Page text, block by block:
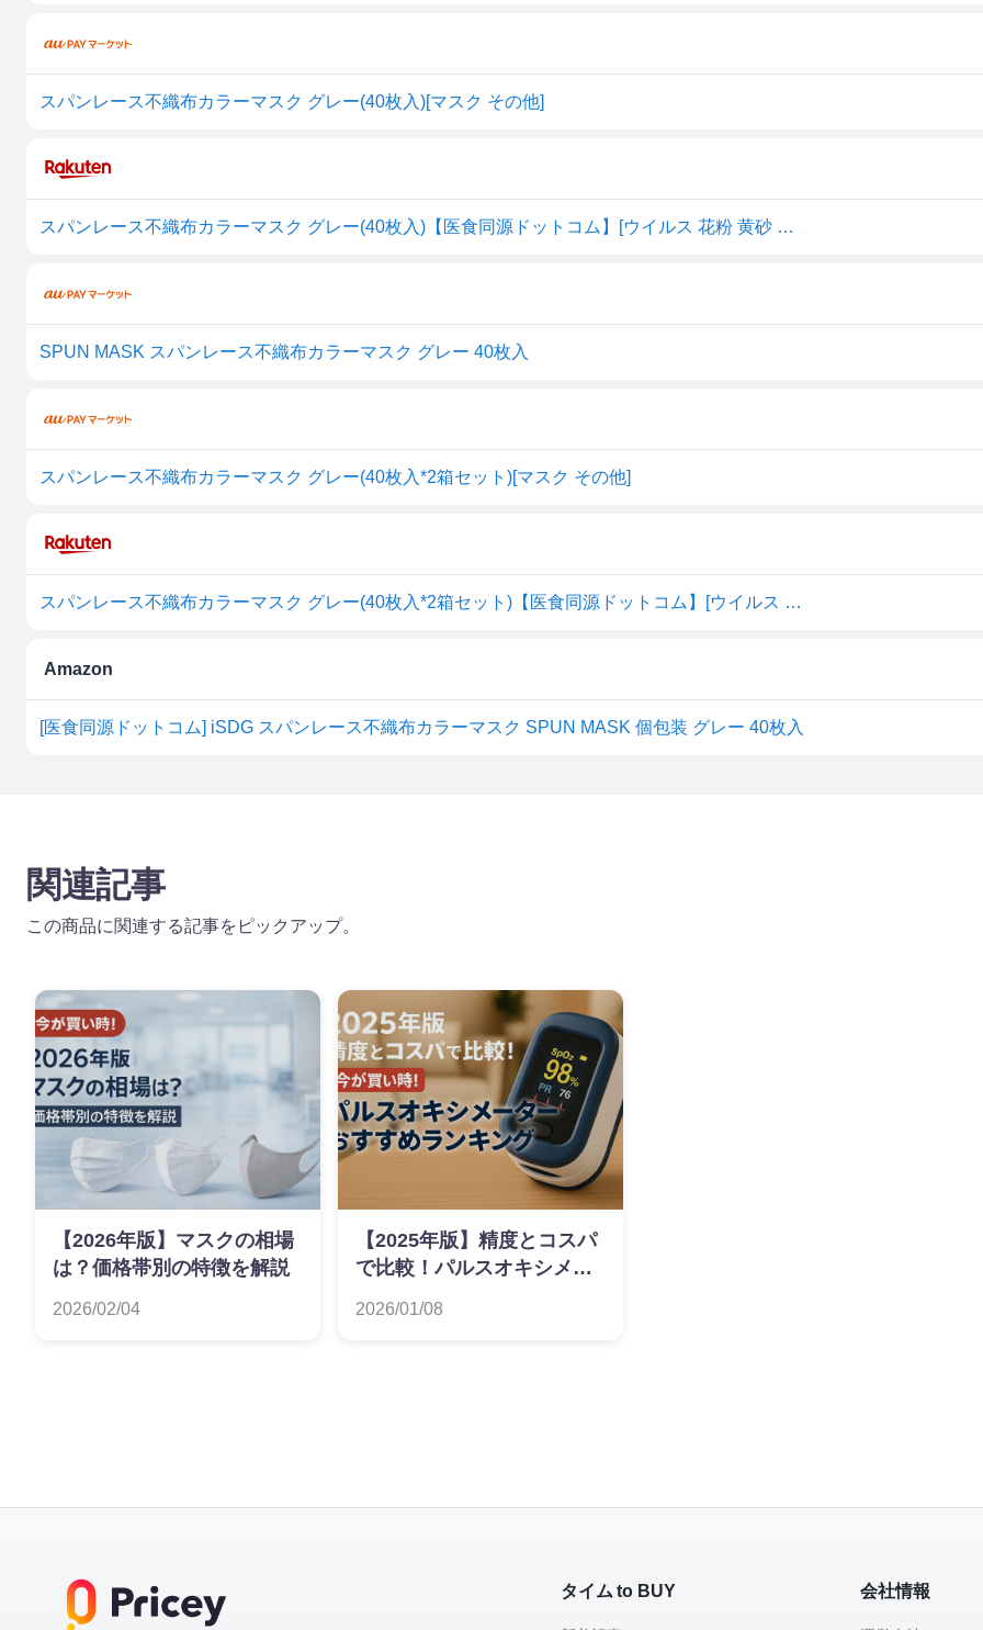
スパンレース不織布カラーマスク グレー(40枚入)[マスク その他]
スパンレース不織布カラーマスク グレー(40枚入)【医食同源ドットコム】[ウイルス 花粉 黄砂 不織布 大容量 個包装]
SPUN MASK スパンレース不織布カラーマスク グレー 40枚入
スパンレース不織布カラーマスク グレー(40枚入*2箱セット)[マスク その他]
スパンレース不織布カラーマスク グレー(40枚入*2箱セット)【医食同源ドットコム】[ウイルス 花粉 黄砂 不織布 大容量 個包装]
Amazon
[医食同源ドットコム] iSDG スパンレース不織布カラーマスク SPUN MASK 個包装 グレー 40枚入
関連記事
この商品に関連する記事をピックアップ。
【2026年版】マスクの相場
は？価格帯別の特徴を解説
2026/02/04
【2025年版】精度とコスパ
で比較！パルスオキシメー
2026/01/08
タイム to BUY 会社情報